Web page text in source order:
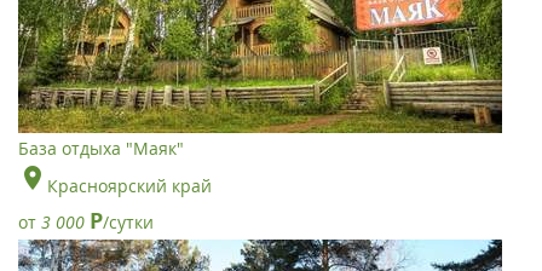
База отдыха "Маяк"
Красноярский край
от 3 000 Р/сутки